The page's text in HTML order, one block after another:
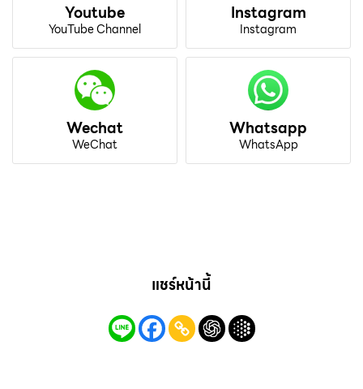
Youtube
YouTube Channel
Instagram
Instagram
Wechat
WeChat
Whatsapp
WhatsApp
แชร์หน้านี้